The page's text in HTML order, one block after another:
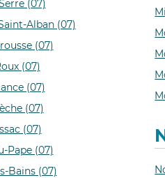
(07)
Alban (07)
(07)
(07)
(07)
(07)
(07)
Pape (07)
Bains (07)